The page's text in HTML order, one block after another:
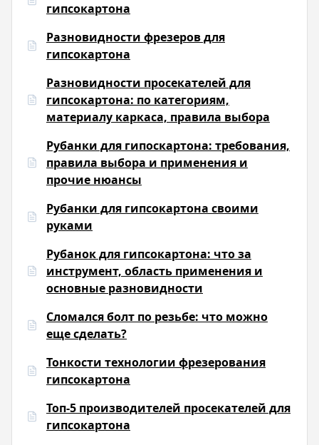
гипсокартона
Разновидности фрезеров для
гипсокартона
Разновидности просекателей для
гипсокартона: по категориям,
материалу каркаса, правила выбора
Рубанки для гипоскартона: требования,
правила выбора и применения и
прочие нюансы
Рубанки для гипсокартона своими
руками
Рубанок для гипсокартона: что за
инструмент, область применения и
основные разновидности
Сломался болт по резьбе: что можно
еще сделать?
Тонкости технологии фрезерования
гипсокартона
Топ-5 производителей просекателей для
гипсокартона